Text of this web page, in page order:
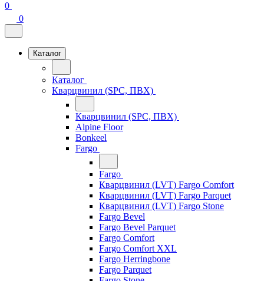
0
0
Каталог
Каталог
Кварцвинил (SPC, ПВХ)
Кварцвинил (SPC, ПВХ)
Alpine Floor
Bonkeel
Fargo
Fargo
Кварцвинил (LVT) Fargo Comfort
Кварцвинил (LVT) Fargo Parquet
Кварцвинил (LVT) Fargo Stone
Fargo Bevel
Fargo Bevel Parquet
Fargo Comfort
Fargo Comfort XXL
Fargo Herringbone
Fargo Parquet